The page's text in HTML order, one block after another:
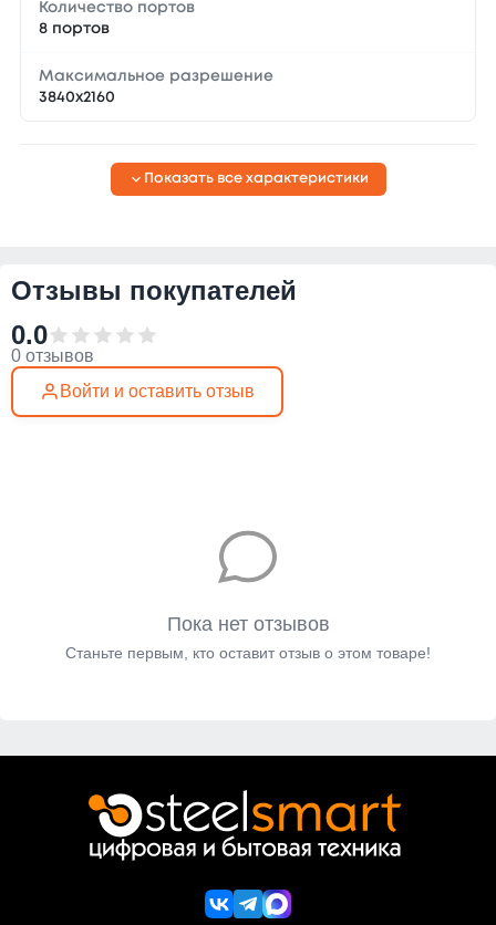
Количество портов
8 портов
Максимальное разрешение
3840x2160
Показать все характеристики
Отзывы покупателей
0.0
0 отзывов
Войти и оставить отзыв
Пока нет отзывов
Станьте первым, кто оставит отзыв о этом товаре!